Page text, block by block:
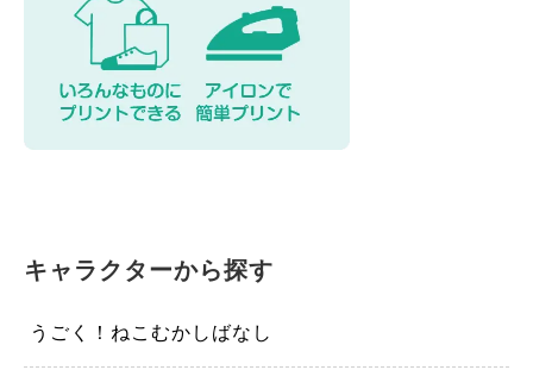
キャラクターから探す
うごく！ねこむかしばなし